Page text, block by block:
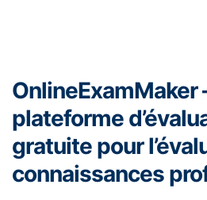
OnlineExamMaker
plateforme
gratuite pour
connaissances